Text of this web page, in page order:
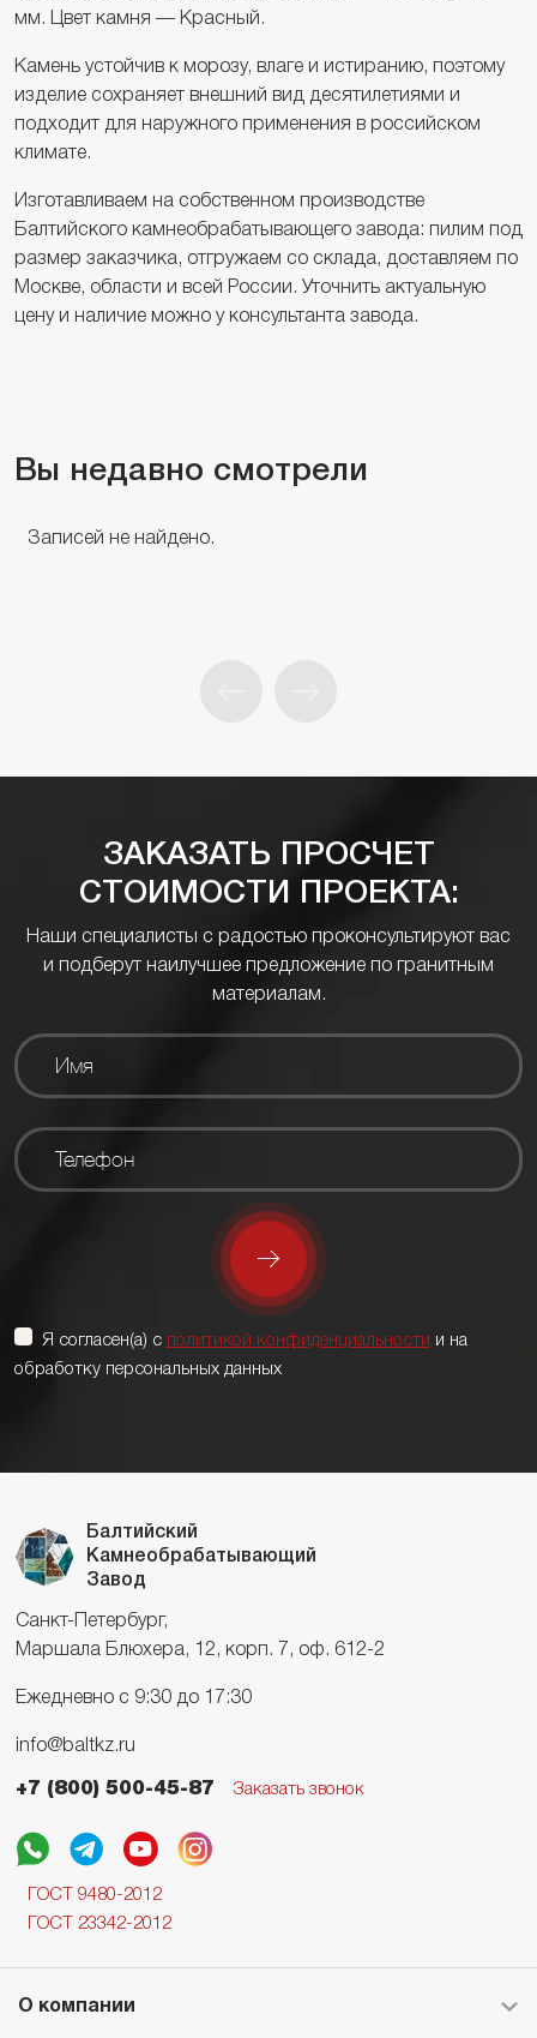
мм. Цвет камня — Красный.
Камень устойчив к морозу, влаге и истиранию, поэтому
изделие сохраняет внешний вид десятилетиями и
подходит для наружного применения в российском
климате.
Изготавливаем на собственном производстве
Балтийского камнеобрабатывающего завода: пилим под
размер заказчика, отгружаем со склада, доставляем по
Москве, области и всей России. Уточнить актуальную
цену и наличие можно у консультанта завода.
Вы недавно смотрели
Записей не найдено.
ЗАКАЗАТЬ ПРОСЧЕТ
СТОИМОСТИ ПРОЕКТА:
Наши специалисты с радостью проконсультируют вас
и подберут наилучшее предложение по гранитным
материалам.
Я согласен(а) с политикой конфиденциальности и на
обработку персональных данных
Балтийский
Камнеобрабатывающий
Завод
Санкт-Петербург,
Маршала Блюхера, 12, корп. 7, оф. 612-2
Ежедневно с 9:30 до 17:30
info@baltkz.ru
+7 (800) 500-45-87 Заказать звонок
ГОСТ 9480-2012
ГОСТ 23342-2012
О компании